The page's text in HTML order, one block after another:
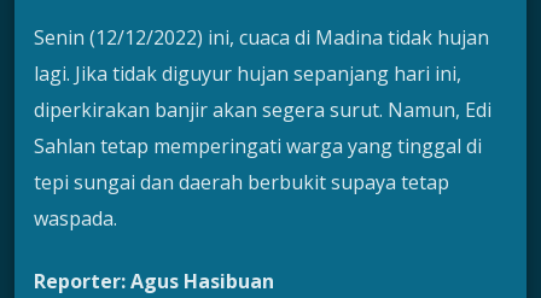
Senin (12/12/2022) ini, cuaca di Madina tidak hujan
lagi. Jika tidak diguyur hujan sepanjang hari ini,
diperkirakan banjir akan segera surut. Namun, Edi
Sahlan tetap memperingati warga yang tinggal di
tepi sungai dan daerah berbukit supaya tetap
waspada.
Reporter: Agus Hasibuan